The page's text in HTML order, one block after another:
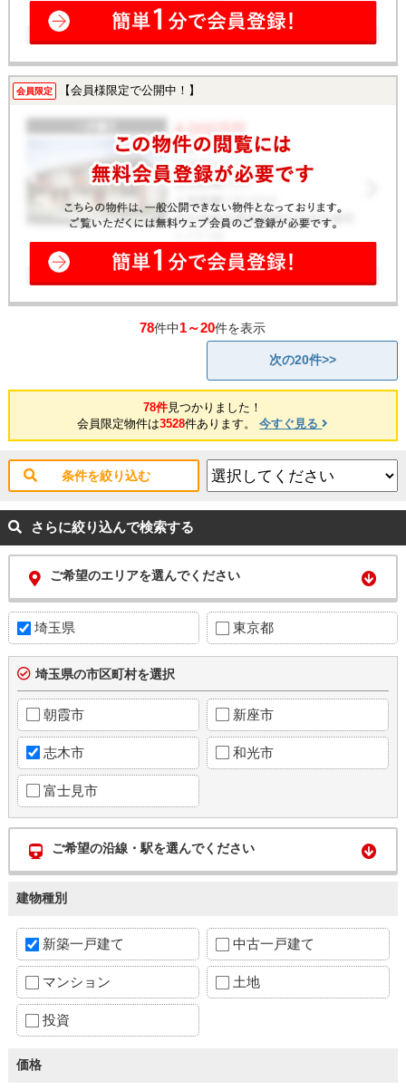
会員限定 【会員様限定で公開中！】
78件中1～20件を表示
次の20件>>
78件見つかりました！
会員限定物件は3528件あります。今すぐ見る
条件を絞り込む
さらに絞り込んで検索する
ご希望のエリアを選んでください
埼玉県 東京都
埼玉県の市区町村を選択
朝霞市 新座市
志木市 和光市
富士見市
ご希望の沿線・駅を選んでください
建物種別
新築一戸建て 中古一戸建て
マンション 土地
投資
価格